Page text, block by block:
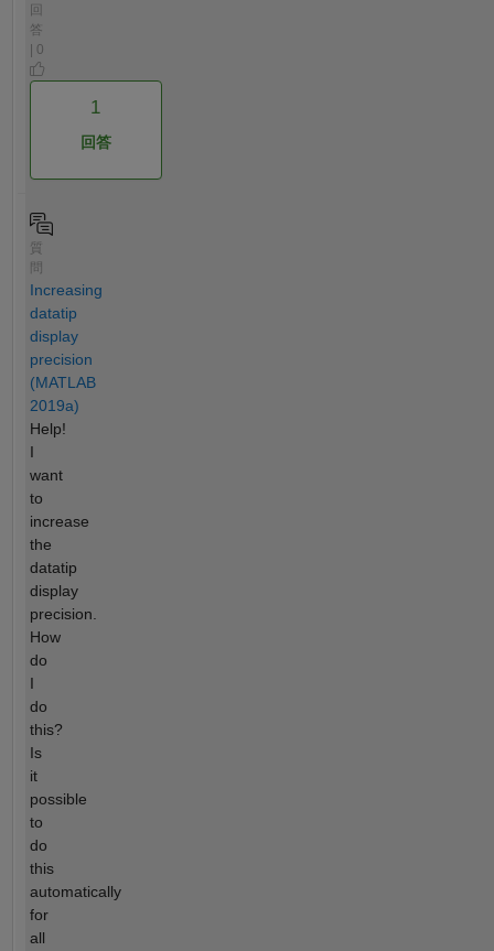
回
答
| 0
1
回答
質
Increasing
datatip
display
precision
(MATLAB
2019a)
Help!
I
want
to
increase
the
datatip
display
precision.
How
do
I
do
this?
Is
it
possible
to
do
this
automatically
for
all